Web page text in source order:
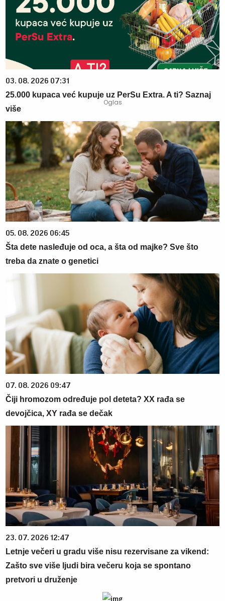
03. 08. 2026 07:31
25.000 kupaca već kupuje uz PerSu Extra. A ti? Saznaj
više
05. 08. 2026 06:45
Šta dete nasleđuje od oca, a šta od majke? Sve što
treba da znate o genetici
07. 08. 2026 09:47
Čiji hromozom određuje pol deteta? XX rađa se
devojčica, XY rađa se dečak
23. 07. 2026 12:47
Letnje večeri u gradu više nisu rezervisane za vikend:
Zašto sve više ljudi bira večeru koja se spontano
pretvori u druženje